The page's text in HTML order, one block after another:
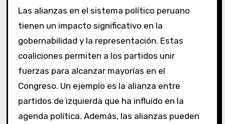
Las alianzas en el sistema político peruano
tienen un impacto significativo en la
gobernabilidad y la representación. Estas
coaliciones permiten a los partidos unir
fuerzas para alcanzar mayorías en el
Congreso. Un ejemplo es la alianza entre
partidos de izquierda que ha influido en la
agenda política. Además, las alianzas pueden